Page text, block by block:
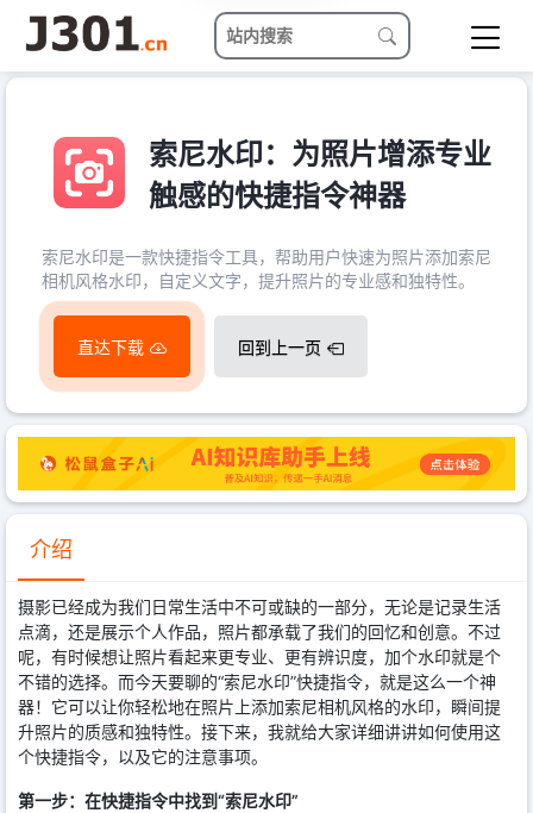
索尼水印：为照片增添专业
触感的快捷指令神器
索尼水印是一款快捷指令工具，帮助用户快速为照片添加索尼
相机风格水印，自定义文字，提升照片的专业感和独特性。
直达下载 回到上一页
介绍
摄影已经成为我们日常生活中不可或缺的一部分，无论是记录生活
点滴，还是展示个人作品，照片都承载了我们的回忆和创意。不过
呢，有时候想让照片看起来更专业、更有辨识度，加个水印就是个
不错的选择。而今天要聊的“索尼水印”快捷指令，就是这么一个神
器！它可以让你轻松地在照片上添加索尼相机风格的水印，瞬间提
升照片的质感和独特性。接下来，我就给大家详细讲讲如何使用这
个快捷指令，以及它的注意事项。
第一步：在快捷指令中找到“索尼水印”